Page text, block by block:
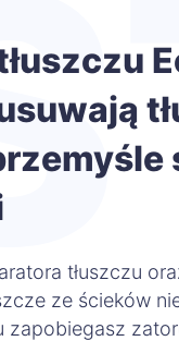
tłuszczu
ze ścieków
zapobiegasz